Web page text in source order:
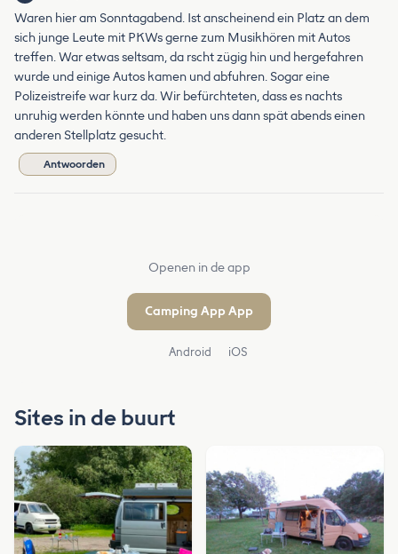
Waren hier am Sonntagabend. Ist anscheinend ein Platz an dem
sich junge Leute mit PKWs gerne zum Musikhören mit Autos
treffen. War etwas seltsam, da rscht zügig hin und hergefahren
wurde und einige Autos kamen und abfuhren. Sogar eine
Polizeistreife war kurz da. Wir befürchteten, dass es nachts
unruhig werden könnte und haben uns dann spät abends einen
anderen Stellplatz gesucht.
Antwoorden
Openen in de app
Camping App App
Android iOS
Sites in de buurt